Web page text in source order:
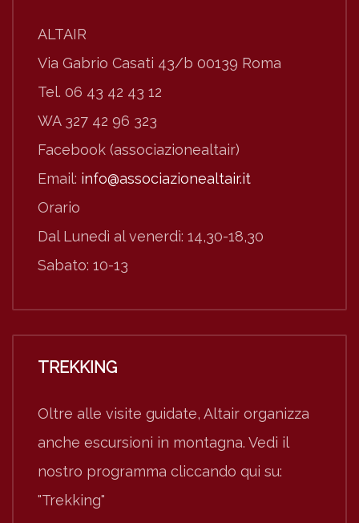
ALTAIR
Via Gabrio Casati 43/b 00139 Roma
Tel. 06 43 42 43 12
WA 327 42 96 323
Facebook (associazionealtair)
Email: info@associazionealtair.it
Orario
Dal Lunedì al venerdì: 14,30-18,30
Sabato: 10-13
TREKKING
Oltre alle visite guidate, Altair organizza
anche escursioni in montagna. Vedi il
nostro programma cliccando qui su:
"Trekking"